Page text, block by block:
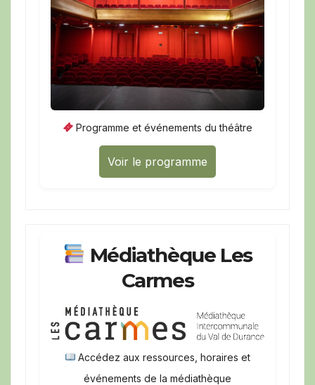
Programme et événements du théâtre
Voir le programme
Médiathèque Les
Carmes
Accédez aux ressources, horaires et
événements de la médiathèque